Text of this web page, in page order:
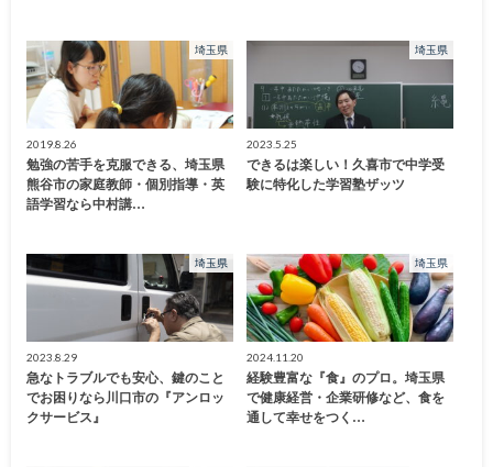
埼玉県
2019.8.26
勉強の苦手を克服できる、埼玉県
熊谷市の家庭教師・個別指導・英
語学習なら中村講…
埼玉県
2023.5.25
できるは楽しい！久喜市で中学受
験に特化した学習塾ザッツ
埼玉県
2023.8.29
急なトラブルでも安心、鍵のこと
でお困りなら川口市の『アンロッ
クサービス』
埼玉県
2024.11.20
経験豊富な『食』のプロ。埼玉県
で健康経営・企業研修など、食を
通して幸せをつく…